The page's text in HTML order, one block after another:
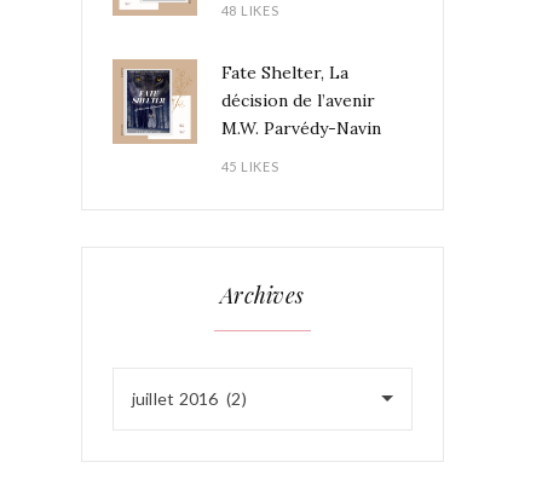
48 LIKES
Fate Shelter, La
décision de l’avenir
M.W. Parvédy-Navin
45 LIKES
Archives
juillet 2016 (2)